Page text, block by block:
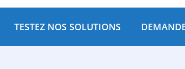
TESTEZ NOS SOLUTIONS